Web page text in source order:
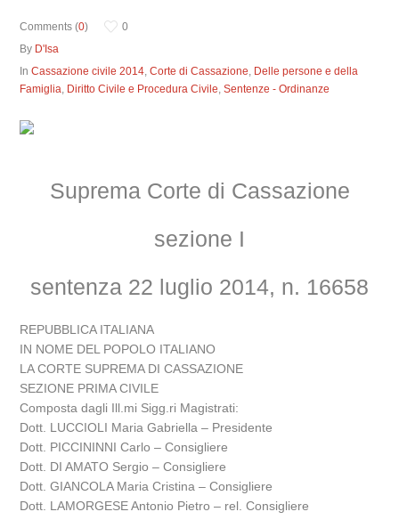
Comments (0)
0
By D'Isa
InCassazione civile 2014,Corte di Cassazione, Delle persone e della
Famiglia, Diritto Civile e Procedura Civile,Sentenze - Ordinanze
Suprema Corte di Cassazione
sezione I
sentenza 22 luglio 2014, n. 16658
REPUBBLICA ITALIANA
IN NOME DEL POPOLO ITALIANO
LA CORTE SUPREMA DI CASSAZIONE
SEZIONE PRIMA CIVILE
Composta dagli Ill.mi Sigg.ri Magistrati:
Dott. LUCCIOLI Maria Gabriella – Presidente
Dott. PICCININNI Carlo – Consigliere
Dott. DI AMATO Sergio – Consigliere
Dott. GIANCOLA Maria Cristina – Consigliere
Dott. LAMORGESE Antonio Pietro – rel. Consigliere